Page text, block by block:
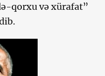
qorxu və xürafat”